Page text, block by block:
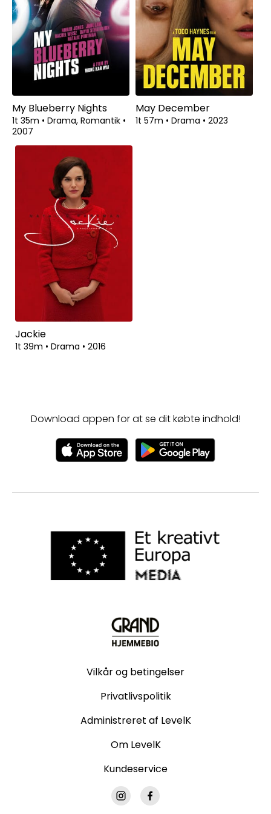
My Blueberry Nights
1t 35m • Drama, Romantik •
2007
May December
1t 57m • Drama • 2023
Jackie
1t 39m • Drama • 2016
Download appen for at se dit købte indhold!
Vilkår og betingelser
Privatlivspolitik
Administreret af LevelK
Om LevelK
Kundeservice